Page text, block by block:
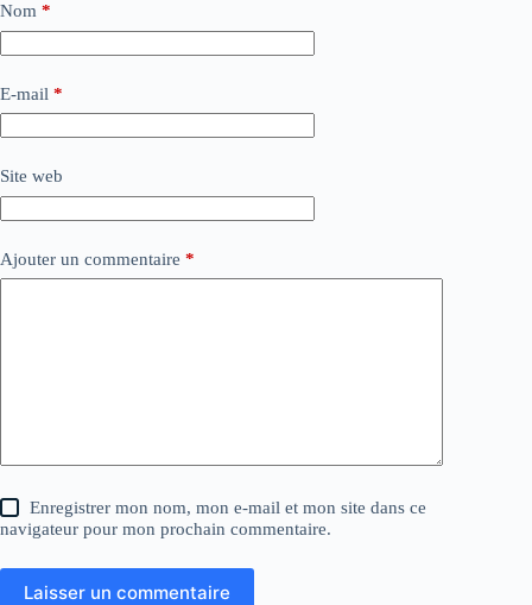
Nom *
E-mail *
Site web
Ajouter un commentaire *
Enregistrer mon nom, mon e-mail et mon site dans ce
navigateur pour mon prochain commentaire.
Laisser un commentaire